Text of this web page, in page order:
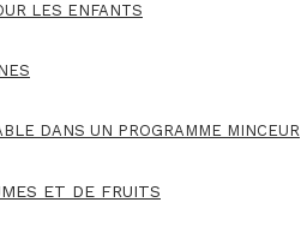
LES ENFANTS
DANS UN PROGRAMME MINCEUR
ET DE FRUITS